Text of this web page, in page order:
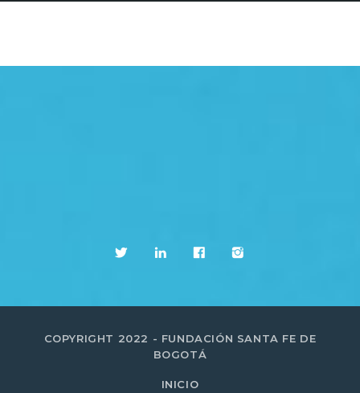
COPYRIGHT 2022 - FUNDACIÓN SANTA FE DE
BOGOTÁ
INICIO